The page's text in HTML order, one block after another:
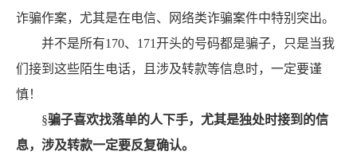
诈骗作案，尤其是在电信、网络类诈骗案件中特别突出。
并不是所有170、171开头的号码都是骗子，只是当我
们接到这些陌生电话，且涉及转款等信息时，一定要谨
慎！
§骗子喜欢找落单的人下手，尤其是独处时接到的信
息，涉及转款一定要反复确认。